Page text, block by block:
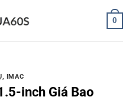
0
, IMAC
inch Giá Bao